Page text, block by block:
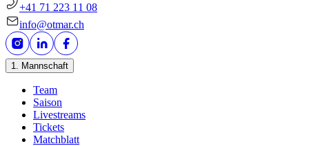
+41 71 223 11 08
info@otmar.ch
1. Mannschaft
Team
Saison
Livestreams
Tickets
Matchblatt